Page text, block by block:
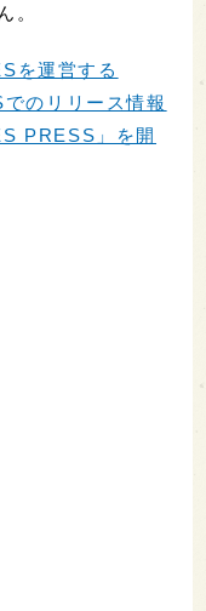
。
を運営する
のリリース情報
PRESS」を開